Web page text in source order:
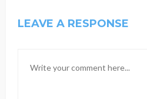
LEAVE A RESPONSE